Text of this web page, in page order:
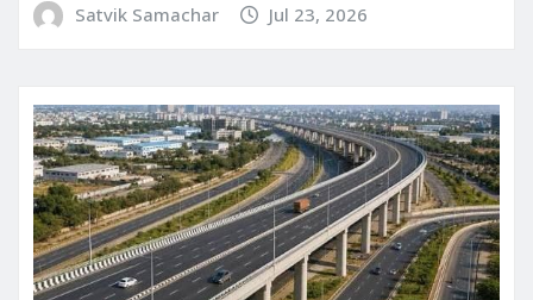
Satvik Samachar Jul 23, 2026